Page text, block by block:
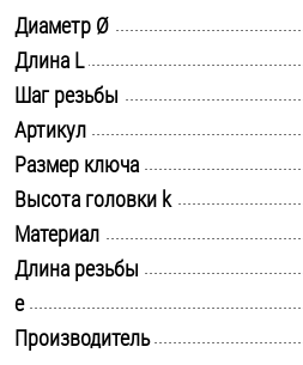
Стопорные кольца
Такелаж
Хомуты
Шайбы
Шпильки
Шплинты
Диаметр Ø
Длина L
Шаг резьбы
Артикул
Размер ключа
Высота головки k
Материал
Длина резьбы
e
Производитель